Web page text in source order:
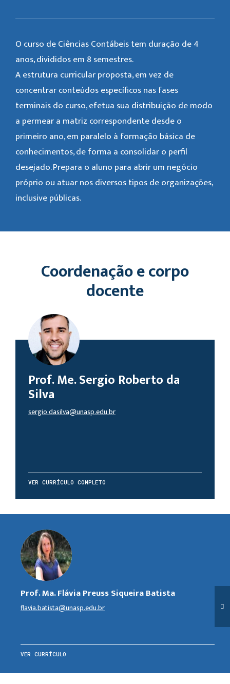
O curso de Ciências Contábeis tem duração de 4
anos, divididos em 8 semestres.
A estrutura curricular proposta, em vez de
concentrar conteúdos específicos nas fases
terminais do curso, efetua sua distribuição de modo
a permear a matriz correspondente desde o
primeiro ano, em paralelo à formação básica de
conhecimentos, de forma a consolidar o perfil
desejado. Prepara o aluno para abrir um negócio
próprio ou atuar nos diversos tipos de organizações,
inclusive públicas.
Coordenação e corpo
docente
Prof. Me. Sergio Roberto da
Silva
sergio.dasilva@unasp.edu.br
VER CURRÍCULO COMPLETO
Prof. Ma. Flávia Preuss Siqueira Batista
flavia.batista@unasp.edu.br
VER CURRÍCULO